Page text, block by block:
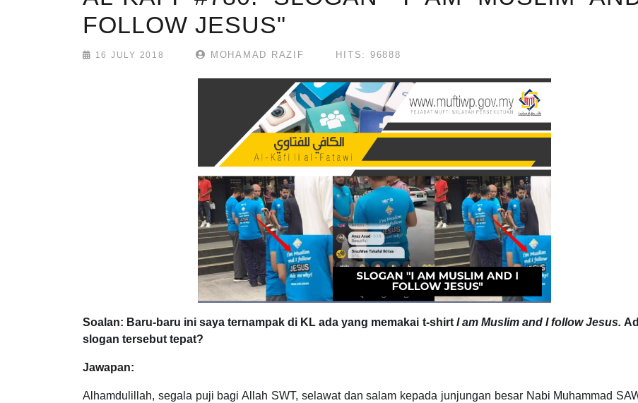
FOLLOW JESUS"
16 JULY 2018 MOHAMAD RAZIF HITS: 96888
Soalan: Baru-baru ini saya ternampak di KL ada yang memakai t-shirt I am Muslim and I follow Jesus.
slogan tersebut tepat?
Jawapan:
Alhamdulillah, segala puji bagi Allah SWT, selawat dan salam kepada junjungan besar Nabi Muhammad